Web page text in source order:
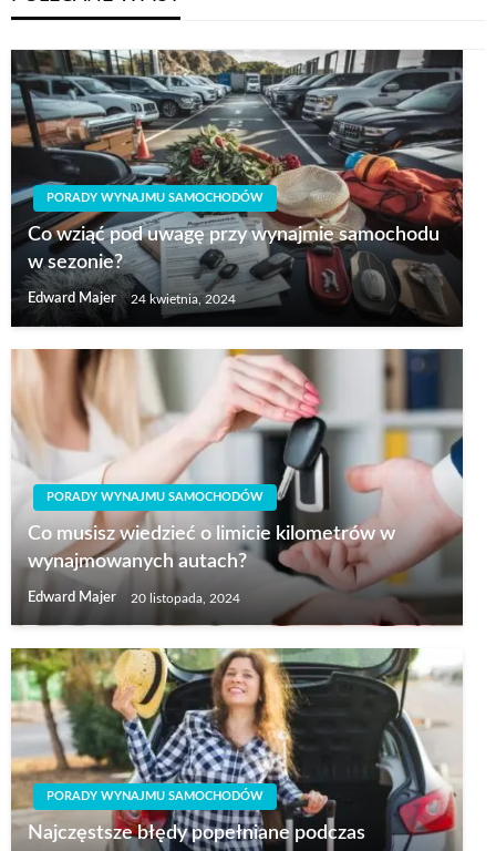
PORADY WYNAJMU SAMOCHODÓW
Co wziąć pod uwagę przy wynajmie samochodu
w sezonie?
Edward Majer 24 kwietnia, 2024
PORADY WYNAJMU SAMOCHODÓW
Co musisz wiedzieć o limicie kilometrów w
wynajmowanych autach?
Edward Majer 20 listopada, 2024
PORADY WYNAJMU SAMOCHODÓW
Najczęstsze błędy popełniane podczas